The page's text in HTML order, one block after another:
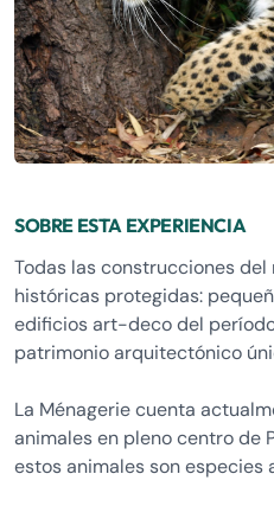
SOBRE ESTA EXPERIENCIA
Todas las construcciones
históricas protegidas:
edificios art-deco del
patrimonio arquitectónico
La Ménagerie cuenta
animales en pleno centro de
estos animales son especies